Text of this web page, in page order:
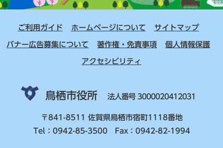
ご利用ガイド ホームページについて サイトマップ
バナー広告募集について 著作権・免責事項 個人情報保護
アクセシビリティ
鳥栖市役所 法人番号 3000020412031
〒841-8511 佐賀県鳥栖市宿町1118番地
Tel：0942-85-3500 Fax：0942-82-1994